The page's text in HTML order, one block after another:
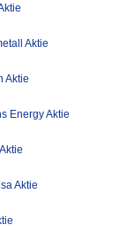
Aktie
Aktie
Energy Aktie
Aktie